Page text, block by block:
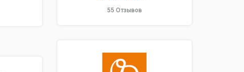
55 Отзывов